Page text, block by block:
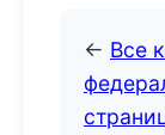
← Все